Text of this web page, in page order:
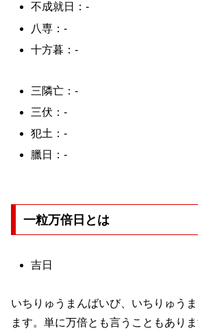
不成就日：-
八専：-
十方暮：-
三隣亡：-
三伏：-
犯土：-
臘日：-
一粒万倍日とは
吉日
いちりゅうまんばいび、いちりゅう
ます。単に万倍とも言うこともありま